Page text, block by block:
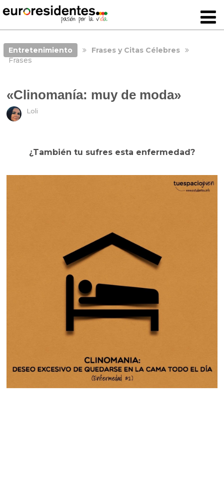
Entretenimiento
Frases y Citas Célebres
Frases
«Clinomanía: muy de moda»
Loli
¿También tu sufres esta enfermedad?